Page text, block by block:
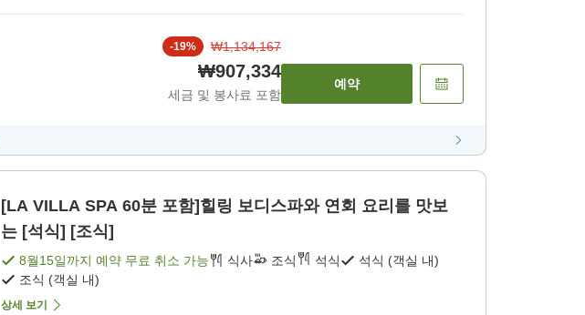
-19% ₩1,134,167
₩907,334
세금 및 봉사료 포함
예약
[LA VILLA SPA 60분 포함]힐링 보디스파와 연회 요리를 맛보
는 [석식] [조식]
8월15일까지 예약 무료 취소 가능 식사 조식 석식
석식 (객실 내)
조식 (객실 내)
상세 보기